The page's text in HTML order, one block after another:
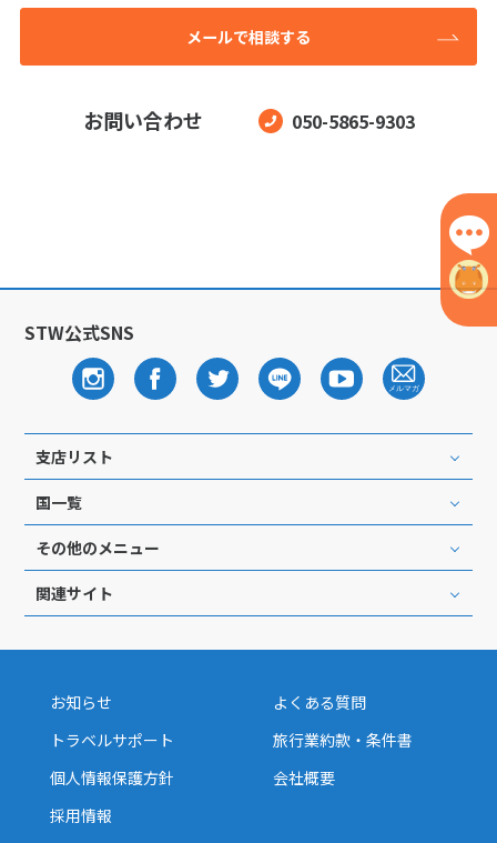
メールで相談する
お問い合わせ 050-5865-9303
STW公式SNS
支店リスト
国一覧
その他のメニュー
関連サイト
お知らせ
よくある質問
トラベルサポート
旅行業約款・条件書
個人情報保護方針
会社概要
採用情報